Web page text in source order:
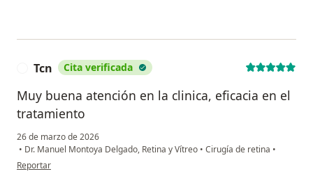
Tcn Cita verificada
Muy buena atención en la clinica, eficacia en el
tratamiento
26 de marzo de 2026
• Dr. Manuel Montoya Delgado, Retina y Vítreo • Cirugía de retina •
en opinión del usuario Tcn
Reportar